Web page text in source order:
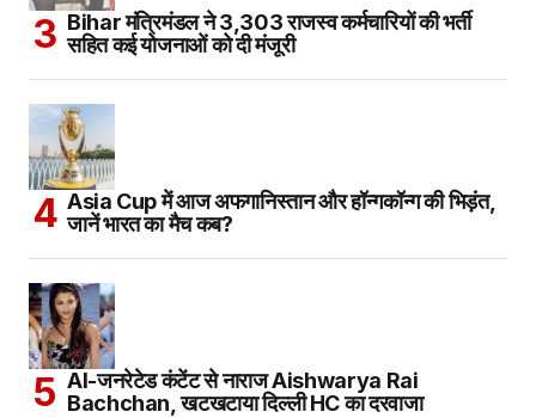
Bihar मंत्रिमंडल ने 3,303 राजस्व कर्मचारियों की भर्ती
सहित कई योजनाओं को दी मंजूरी
Asia Cup में आज अफगानिस्तान और हॉन्गकॉन्ग की भिड़ंत,
जानें भारत का मैच कब?
AI-जनरेटेड कंटेंट से नाराज Aishwarya Rai
Bachchan, खटखटाया दिल्ली HC का दरवाजा